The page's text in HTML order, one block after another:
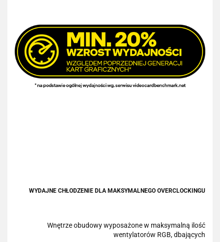
WYDAJNE CHŁODZENIE DLA MAKSYMALNEGO OVERCLOCKINGU
Wnętrze obudowy wyposażone w maksymalną ilość
wentylatorów RGB, dbających